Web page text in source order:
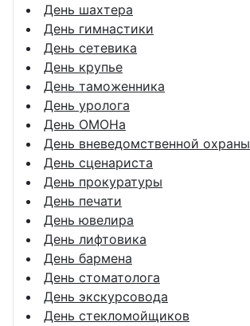
День шахтера
День гимнастики
День сетевика
День крупье
День таможенника
День уролога
День ОМОНа
День вневедомственной охраны
День сценариста
День прокуратуры
День печати
День ювелира
День лифтовика
День бармена
День стоматолога
День экскурсовода
День стекломойщиков